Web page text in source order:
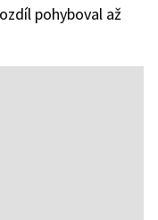
pohyboval až